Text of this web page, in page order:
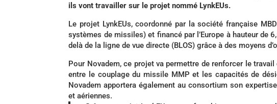
ils vont travailler sur le projet nommé LynkEUs.
Le projet LynkEUs, coordonné par la société française
systèmes de missiles) et financé par l’Europe à hauteur de
delà de la ligne de vue directe (BLOS) grâce à des moyens
Pour Novadem, ce projet va permettre de renforcer le
entre le couplage du missile MMP et les capacités de
Novadem apportera également au consortium son
et aériennes.